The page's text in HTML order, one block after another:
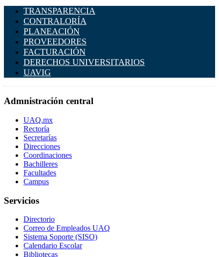
TRANSPARENCIA
CONTRALORÍA
PLANEACIÓN
PROVEEDORES
FACTURACIÓN
DERECHOS UNIVERSITARIOS
UAVIG
Admnistración central
UAQ.mx
Rectoría
Secretarías
Direcciones
Coordinaciones
Bachilleres
Facultades
Campus
Servicios
Directorio
Correo de Empleados UAQ
Sistema Soporte (SISO)
Calendario Escolar
Bibliotecas